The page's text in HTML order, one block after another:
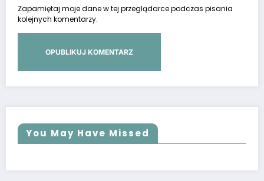
Zapamiętaj moje dane w tej przeglądarce podczas pisania
kolejnych komentarzy.
You May Have Missed